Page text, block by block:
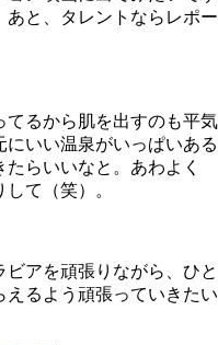
と、タレントならレポー
るから肌を出すのも平気
いい温泉がいっぱいある
らいいなと。あわよく
て（笑）。
アを頑張りながら、ひと
えるよう頑張っていきたい